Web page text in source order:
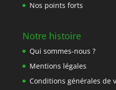
Nos points forts
Notre histoire
Qui sommes-nous ?
Mentions légales
Conditions générales de